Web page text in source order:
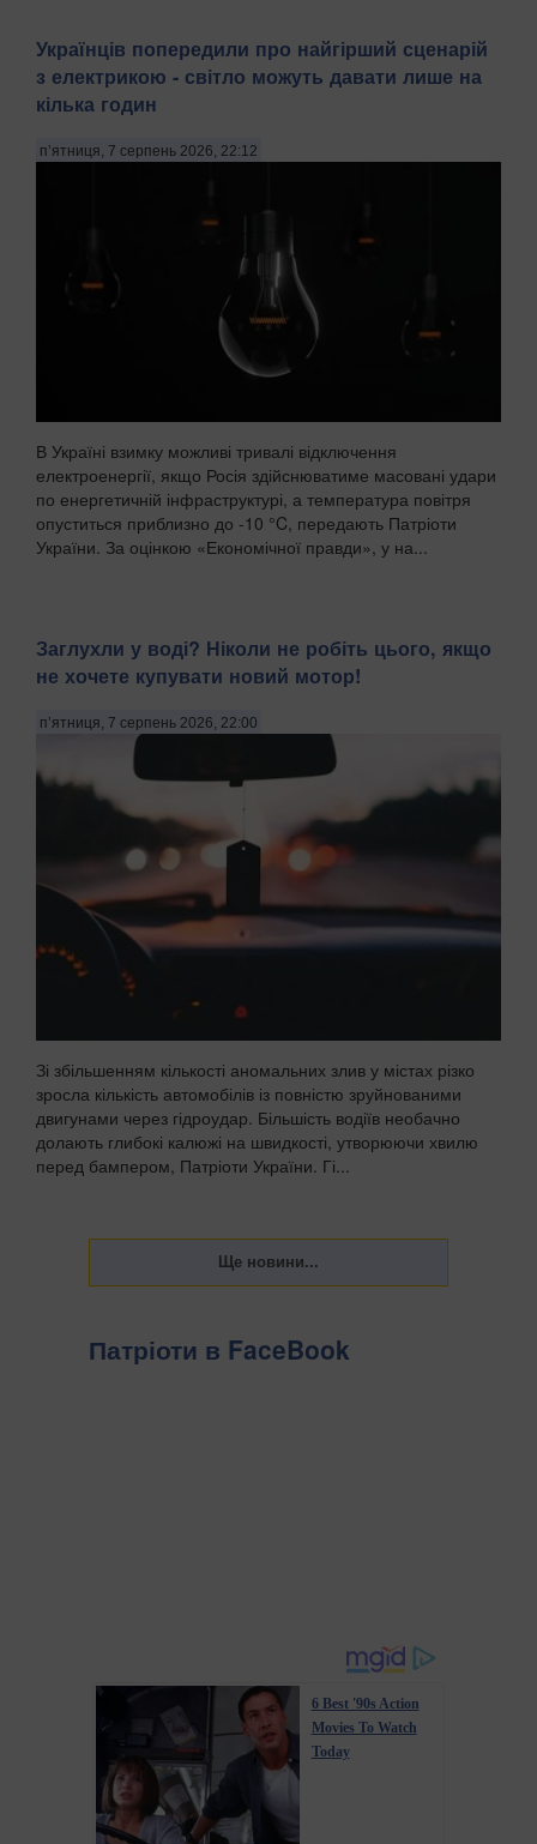
Українців попередили про найгірший сценарій
з електрикою - світло можуть давати лише на
кілька годин
п’ятниця, 7 серпень 2026, 22:12
В Україні взимку можливі тривалі відключення
електроенергії, якщо Росія здійснюватиме масовані удари
по енергетичній інфраструктурі, а температура повітря
опуститься приблизно до -10 °C, передають Патріоти
України. За оцінкою «Економічної правди», у на...
Заглухли у воді? Ніколи не робіть цього, якщо
не хочете купувати новий мотор!
п’ятниця, 7 серпень 2026, 22:00
Зі збільшенням кількості аномальних злив у містах різко
зросла кількість автомобілів із повністю зруйнованими
двигунами через гідроудар. Більшість водіїв необачно
долають глибокі калюжі на швидкості, утворюючи хвилю
перед бампером, Патріоти України. Гі...
Патріоти в FaceBook
6 Best '90s Action
Movies To Watch
Today